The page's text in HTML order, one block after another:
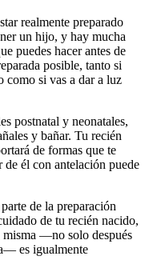
realmente preparado
un hijo, y hay mucha
puedes hacer antes de
posible, tanto si
como si vas a dar a luz
postnatal y neonatales,
y bañar. Tu recién
de formas que te
de él con antelación puede
de la preparación
de tu recién nacido,
misma —no solo después
es igualmente